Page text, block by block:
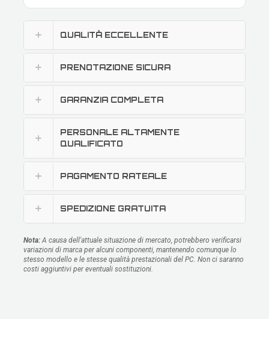
QUALITÀ ECCELLENTE
PRENOTAZIONE SICURA
GARANZIA COMPLETA
PERSONALE ALTAMENTE
QUALIFICATO
PAGAMENTO RATEALE
SPEDIZIONE GRATUITA
Nota:A causa dell'attuale situazione di mercato, potrebbero verificarsi
variazioni di marca per alcuni componenti, mantenendo comunque lo
stesso modello e le stesse qualità prestazionali del PC. Non ci saranno
costi aggiuntivi per eventuali sostituzioni.